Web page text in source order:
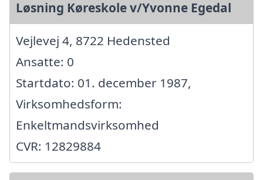
Løsning Køreskole v/Yvonne Egedal
Vejlevej 4, 8722 Hedensted
Ansatte: 0
Startdato: 01. december 1987,
Virksomhedsform:
Enkeltmandsvirksomhed
CVR: 12829884